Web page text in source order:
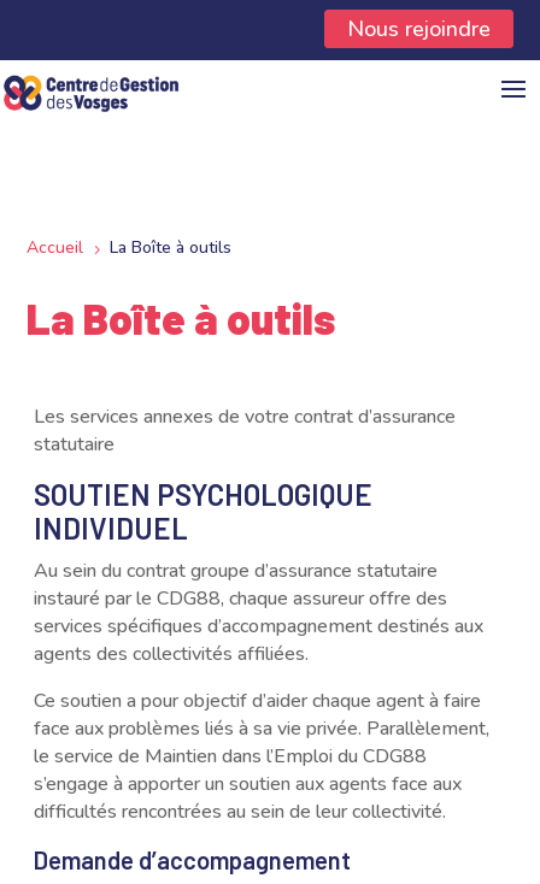
Nous rejoindre
Accueil 5 La Boîte à outils
La Boîte à outils
Les services annexes de votre contrat d’assurance
statutaire
SOUTIEN PSYCHOLOGIQUE
INDIVIDUEL
Au sein du contrat groupe d’assurance statutaire
instauré par le CDG88, chaque assureur offre des
services spécifiques d’accompagnement destinés aux
agents des collectivités affiliées.
Ce soutien a pour objectif d’aider chaque agent à faire
face aux problèmes liés à sa vie privée. Parallèlement,
le service de Maintien dans l’Emploi du CDG88
s’engage à apporter un soutien aux agents face aux
difficultés rencontrées au sein de leur collectivité.
Demande d’accompagnement